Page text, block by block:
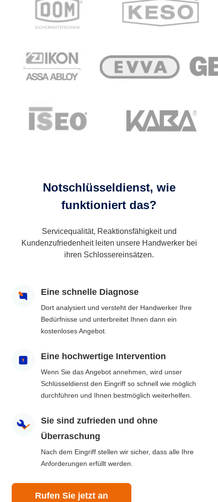
Notschlüsseldienst, wie
funktioniert das?
Servicequalität, Reaktionsfähigkeit und
Kundenzufriedenheit leiten unsere Handwerker bei
ihren Schlossereinsätzen.
Eine schnelle Diagnose
Dort analysiert und versteht der Handwerker Ihre
Bedürfnisse und unterbreitet Ihnen dann ein
kostenloses Angebot.
Eine hochwertige Intervention
Wenn Sie das Angebot annehmen, wird unser
Schlüsseldienst den Eingriff so schnell wie möglich
durchführen und Ihnen bestmöglich weiterhelfen.
Sie sind zufrieden und ohne
Überraschung
Nach dem Eingriff stellen wir sicher, dass alle Ihre
Anforderungen erfüllt werden.
Rufen Sie jetzt an